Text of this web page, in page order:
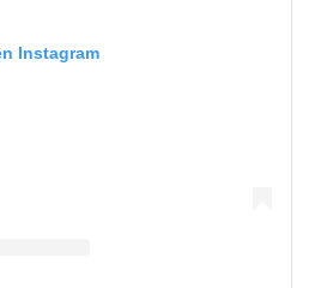
Instagram